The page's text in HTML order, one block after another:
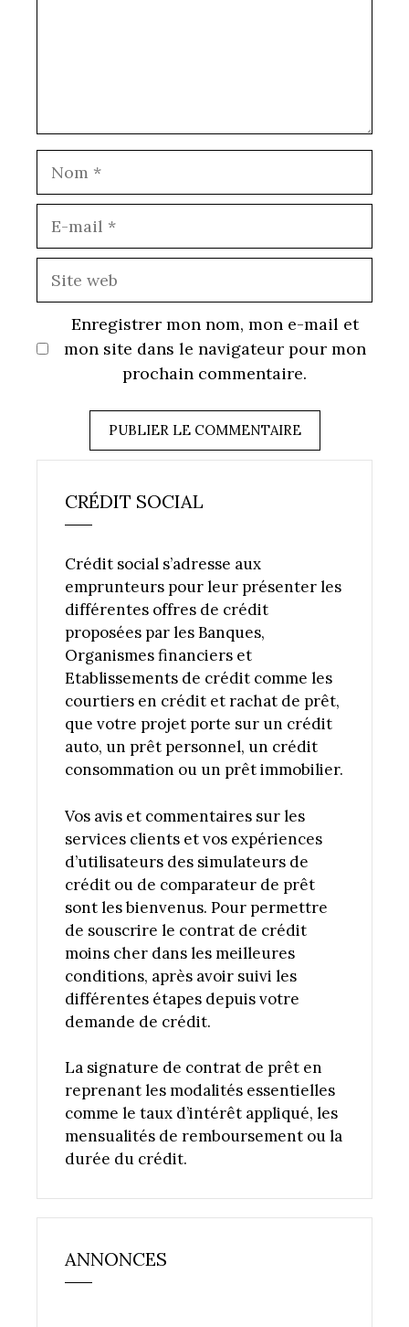
Enregistrer mon nom, mon e-mail et
mon site dans le navigateur pour mon
prochain commentaire.
CRÉDIT SOCIAL
Crédit social s’adresse aux
emprunteurs pour leur présenter les
différentes offres de crédit
proposées par les Banques,
Organismes financiers et
Etablissements de crédit comme les
courtiers en crédit et rachat de prêt,
que votre projet porte sur un crédit
auto, un prêt personnel, un crédit
consommation ou un prêt immobilier.
Vos avis et commentaires sur les
services clients et vos expériences
d’utilisateurs des simulateurs de
crédit ou de comparateur de prêt
sont les bienvenus. Pour permettre
de souscrire le contrat de crédit
moins cher dans les meilleures
conditions, après avoir suivi les
différentes étapes depuis votre
demande de crédit.
La signature de contrat de prêt en
reprenant les modalités essentielles
comme le taux d’intérêt appliqué, les
mensualités de remboursement ou la
durée du crédit.
ANNONCES